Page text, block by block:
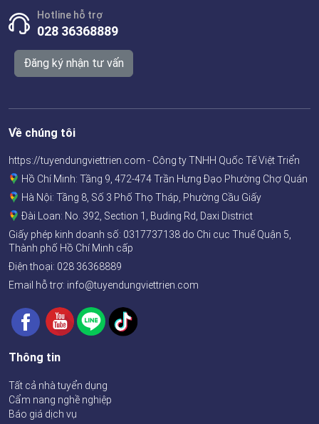
Hotline hỗ trợ
028 36368889
Đăng ký nhận tư vấn
Về chúng tôi
https://tuyendungviettrien.com - Công ty TNHH Quốc Tế Việt Triển
Hồ Chí Minh: Tầng 9, 472-474 Trần Hưng Đạo Phường Chợ Quán
Hà Nội: Tầng 8, Số 3 Phố Thọ Tháp, Phường Cầu Giấy
Đài Loan: No. 392, Section 1, Buding Rd, Daxi District
Giấy phép kinh doanh số: 0317737138 do Chi cục Thuế Quận 5,
Thành phố Hồ Chí Minh cấp
Điện thoại: 028 36368889
Email hỗ trợ: info@tuyendungviettrien.com
Thông tin
Tất cả nhà tuyển dụng
Cẩm nang nghề nghiệp
Báo giá dịch vụ